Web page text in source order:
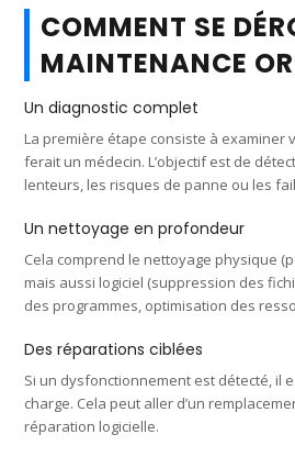
COMMENT SE
MAINTENANCE
Un diagnostic complet
La première étape consiste à examiner
ferait un médecin. L’objectif est de
lenteurs, les risques de panne ou les
Un nettoyage en profondeur
Cela comprend le nettoyage physique
mais aussi logiciel (suppression des
des programmes, optimisation des
Des réparations ciblées
Si un dysfonctionnement est détecté, il
charge. Cela peut aller d’un
réparation logicielle.